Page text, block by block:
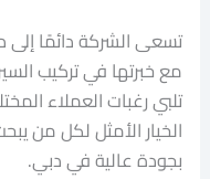
تسعى الشركة دائمًا إلى
مع خبرتها في تركيب
تلبي رغبات العملاء
الخيار الأمثل لكل من
بجودة عالية في دبي.